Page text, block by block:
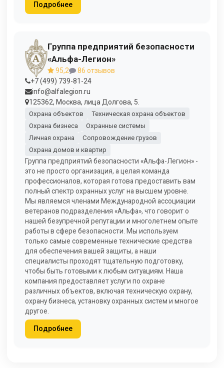
Подробнее
Группа предприятий безопасности
«Альфа-Легион»
95,2
86 отзывов
+7 (499) 739-81-24
info@alfalegion.ru
125362, Москва, лица Долгова, 5.
Охрана объектов
Техническая охрана объектов
Охрана бизнеса
Охранные системы
Личная охрана
Сопровождение грузов
Охрана домов и квартир
Группа предприятий безопасности «Альфа-Легион» -
это не просто организация, а целая команда
профессионалов, которая готова предоставить вам
полный спектр охранных услуг на высшем уровне.
Мы являемся членами Международной ассоциации
ветеранов подразделения «Альфа», что говорит о
нашей безупречной репутации и многолетнем опыте
работы в сфере безопасности. Мы используем
только самые современные технические средства
для обеспечения вашей защиты, а наши
специалисты проходят тщательную подготовку,
чтобы быть готовыми к любым ситуациям. Наша
компания предоставляет услуги по охране
различных объектов, включая техническую охрану,
охрану бизнеса, установку охранных систем и многое
другое.
Подробнее